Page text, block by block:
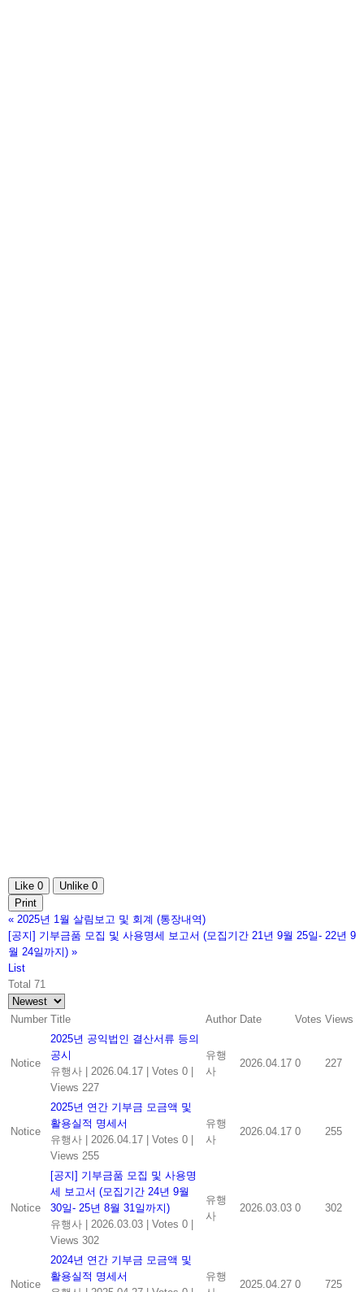
Like 0 Unlike 0
Print
« 2025년 1월 살림보고 및 회계 (통장내역)
[공지] 기부금품 모집 및 사용명세 보고서 (모집기간 21년 9월 25일- 22년 9
월 24일까지) »
List
Total 71
Number Title Author Date Votes Views
Notice
2025년 공익법인 결산서류 등의
공시
유행사
2026.04.17 Votes 0
Views 227
유행
사
2026.04.17 0 227
Notice
2025년 연간 기부금 모금액 및
활용실적 명세서
유행사
2026.04.17 Votes 0
Views 255
유행
사
2026.04.17 0 255
Notice
[공지] 기부금품 모집 및 사용명
세 보고서 (모집기간 24년 9월
30일- 25년 8월 31일까지)
유행사
2026.03.03 Votes 0
Views 302
유행
사
2026.03.03 0 302
Notice
2024년 연간 기부금 모금액 및
활용실적 명세서
유행
2025.04.27 0 725